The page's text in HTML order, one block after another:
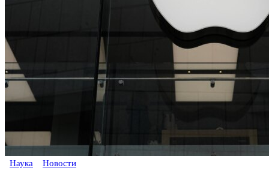
Наука Новости